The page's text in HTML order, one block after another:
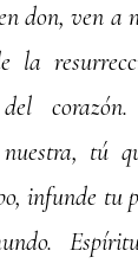
don, ven a
la
tú
infunde tu